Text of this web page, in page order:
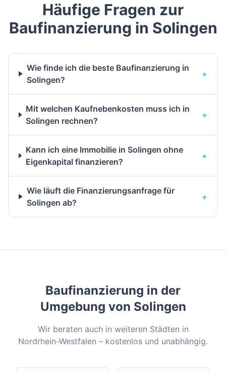
Häufige Fragen zur
Baufinanzierung in Solingen
Wie finde ich die beste Baufinanzierung in
Solingen?
+
Mit welchen Kaufnebenkosten muss ich in
Solingen rechnen?
+
Kann ich eine Immobilie in Solingen ohne
Eigenkapital finanzieren?
+
Wie läuft die Finanzierungsanfrage für
Solingen ab?
+
Baufinanzierung in der
Umgebung von Solingen
Wir beraten auch in weiteren Städten in
Nordrhein-Westfalen – kostenlos und unabhängig.